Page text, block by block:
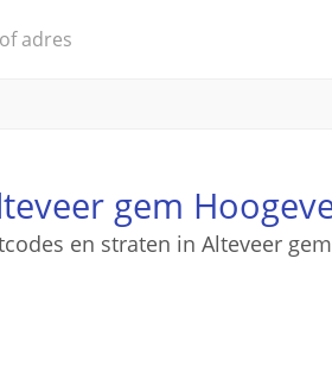
gem
en straten in Alteveer